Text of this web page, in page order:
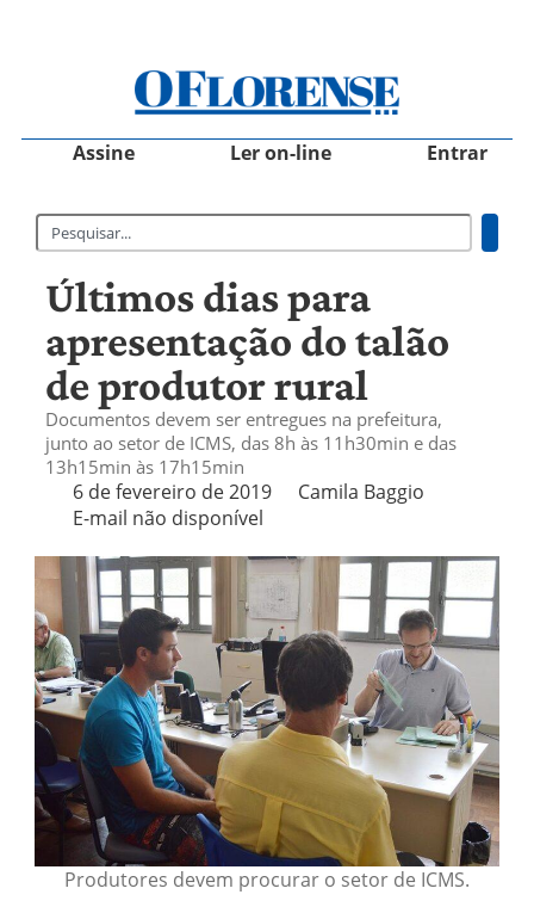
Assine Ler on-line Entrar
Últimos dias para
apresentação do talão
de produtor rural
Documentos devem ser entregues na prefeitura,
junto ao setor de ICMS, das 8h às 11h30min e das
13h15min às 17h15min
6 de fevereiro de 2019
Camila Baggio
E-mail não disponível
Produtores devem procurar o setor de ICMS.